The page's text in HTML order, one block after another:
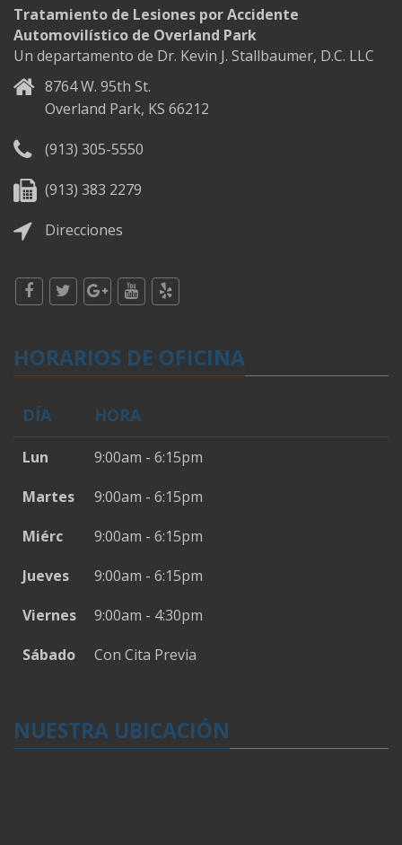
Tratamiento de Lesiones por Accidente
Automovilístico de Overland Park
Un departamento de Dr. Kevin J. Stallbaumer, D.C. LLC
8764 W. 95th St.
Overland Park, KS 66212
(913) 305-5550
(913) 383 2279
Direcciones
HORARIOS DE OFICINA
DÍA HORA
Lun
9:00am - 6:15pm
Martes
9:00am - 6:15pm
Miérc
9:00am - 6:15pm
Jueves
9:00am - 6:15pm
Viernes
9:00am - 4:30pm
Sábado
Con Cita Previa
NUESTRA UBICACIÓN